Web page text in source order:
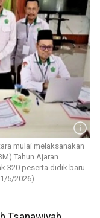
mulai melaksanakan
Tahun Ajaran
320 peserta didik baru
5/2026).